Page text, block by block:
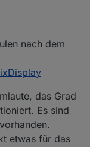
nach dem
das Grad
Es sind
etwas für das